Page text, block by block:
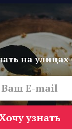
на улицах
узнать